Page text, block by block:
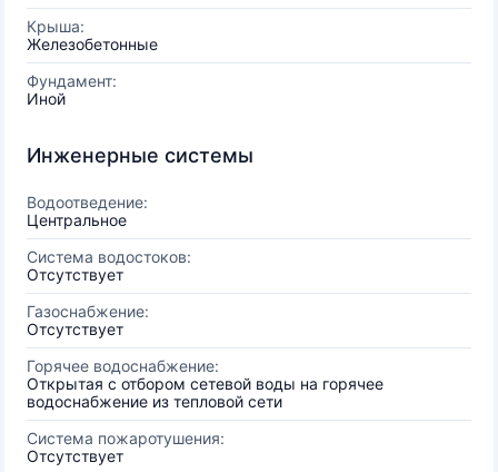
Крыша:
Железобетонные
Фундамент:
Иной
Инженерные системы
Водоотведение:
Центральное
Система водостоков:
Отсутствует
Газоснабжение:
Отсутствует
Горячее водоснабжение:
Открытая с отбором сетевой воды на горячее
водоснабжение из тепловой сети
Система пожаротушения:
Отсутствует